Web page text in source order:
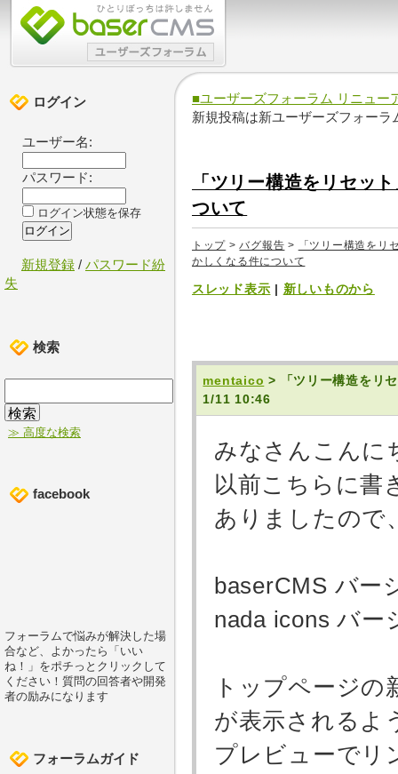
■ユーザーズフォーラム リニュー
新規投稿は新ユーザーズフォーラ
「ツリー構造をリセッ
ついて
トップ >バグ報告 >
「ツリー構造をリ
かしくなる件について
スレッド表示 | 新しいものから
mentaico > 「ツリー構造をリ
1/11 10:46
みなさんこんに
以前こちらに書
ありましたので
baserCMS バー
nada icons バー
トップページの
が表示されるよ
プレビューでリ
ログイン
ユーザー名:
パスワード:
ログイン状態を保存
新規登録 / パスワード紛
失
検索
≫ 高度な検索
facebook
フォーラムで悩みが解決した場
合など、よかったら「いい
ね！」をポチっとクリックして
ください！質問の回答者や開発
者の励みになります
フォーラムガイド